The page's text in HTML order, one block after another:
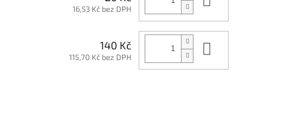
16,53 Kč bez DPH
140 Kč
115,70 Kč bez DPH